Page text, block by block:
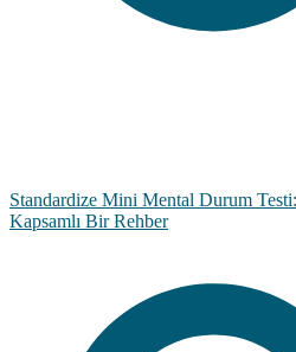
Standardize Mini Mental Durum
Kapsamlı Bir Rehber